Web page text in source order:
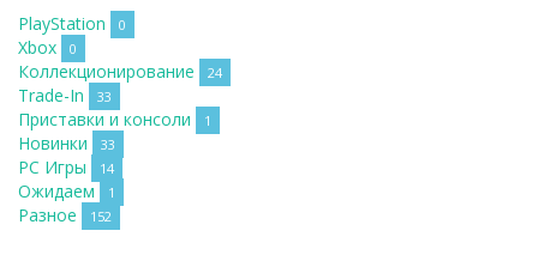
PlayStation 0
Xbox 0
Коллекционирование 24
Trade-In 33
Приставки и консоли 1
Новинки 33
PC Игры 14
Ожидаем 1
Разное 152